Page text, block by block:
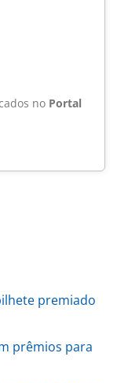
no Portal
premiado
prêmios para